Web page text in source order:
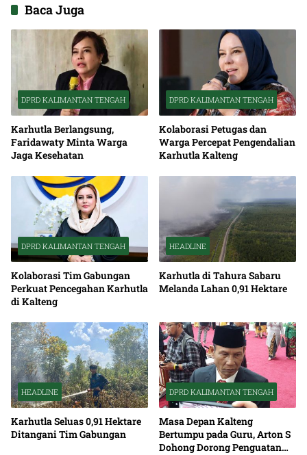
Baca Juga
DPRD KALIMANTAN TENGAH
Karhutla Berlangsung,
Faridawaty Minta Warga
Jaga Kesehatan
DPRD KALIMANTAN TENGAH
Kolaborasi Petugas dan
Warga Percepat Pengendalian
Karhutla Kalteng
DPRD KALIMANTAN TENGAH
Kolaborasi Tim Gabungan
Perkuat Pencegahan Karhutla
di Kalteng
HEADLINE
Karhutla di Tahura Sabaru
Melanda Lahan 0,91 Hektare
HEADLINE
Karhutla Seluas 0,91 Hektare
Ditangani Tim Gabungan
DPRD KALIMANTAN TENGAH
Masa Depan Kalteng
Bertumpu pada Guru, Arton S
Dohong Dorong Penguatan